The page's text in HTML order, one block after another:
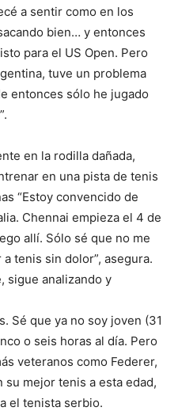
a sentir como en los
bien… y entonces
para el US Open. Pero
tuve un problema
entonces sólo he jugado
en la rodilla dañada,
en una pista de tenis
“Estoy convencido de
Chennai empieza el 4 de
allí. Sólo sé que no me
tenis sin dolor”, asegura.
sigue analizando y
Sé que ya no soy joven (31
o seis horas al día. Pero
veteranos como Federer,
su mejor tenis a esta edad,
el tenista serbio.